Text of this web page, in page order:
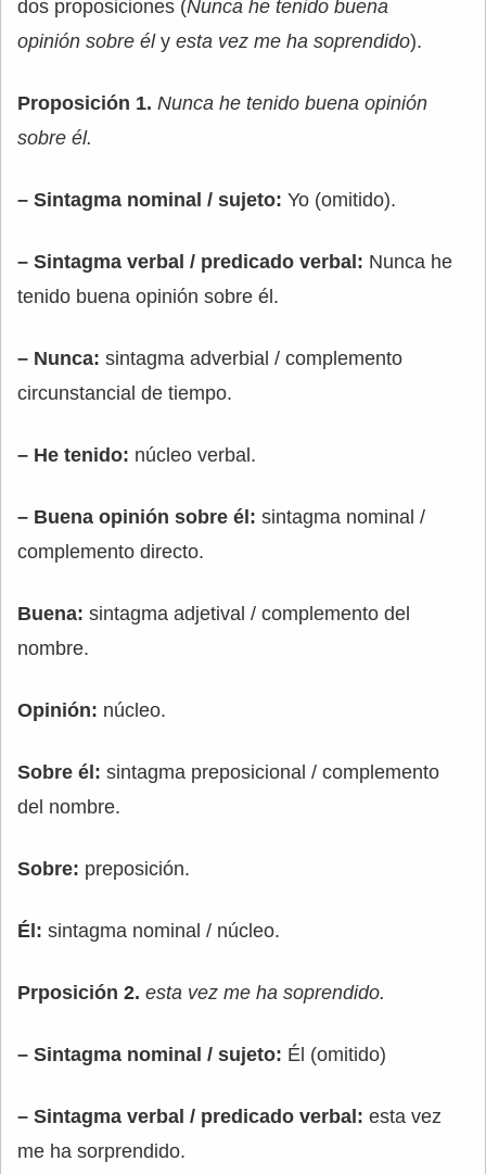
dos proposiciones (Nunca he tenido buena
opinión sobre ély esta vez me ha soprendido).
Proposición 1. Nunca he tenido buena opinión
sobre él.
– Sintagma nominal / sujeto: Yo (omitido).
– Sintagma verbal / predicado verbal: Nunca he
tenido buena opinión sobre él.
– Nunca: sintagma adverbial / complemento
circunstancial de tiempo.
– He tenido: núcleo verbal.
– Buena opinión sobre él: sintagma nominal /
complemento directo.
Buena: sintagma adjetival / complemento del
nombre.
Opinión: núcleo.
Sobre él: sintagma preposicional / complemento
del nombre.
Sobre: preposición.
Él: sintagma nominal / núcleo.
Prposición 2. esta vez me ha soprendido.
– Sintagma nominal / sujeto: Él (omitido)
– Sintagma verbal / predicado verbal: esta vez
me ha sorprendido.